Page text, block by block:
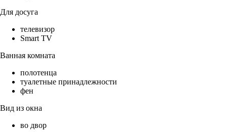
Для досуга
телевизор
Smart TV
Ванная комната
полотенца
туалетные принадлежности
фен
Вид из окна
во двор